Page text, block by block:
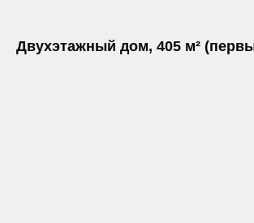
Двухэтажный дом, 405 м²